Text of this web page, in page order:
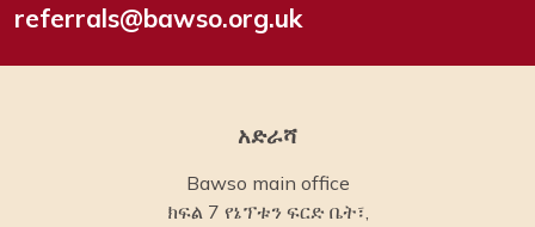
referrals@bawso.org.uk
አድራሻ
Bawso main office
ክፍል 7 የኔፕቱን ፍርድ ቤት፣,